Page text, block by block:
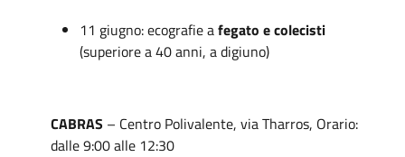
11 giugno: ecografie afegato e colecisti
(superiore a 40 anni, a digiuno)
CABRAS – Centro Polivalente, via Tharros, Orario:
dalle 9:00 alle 12:30